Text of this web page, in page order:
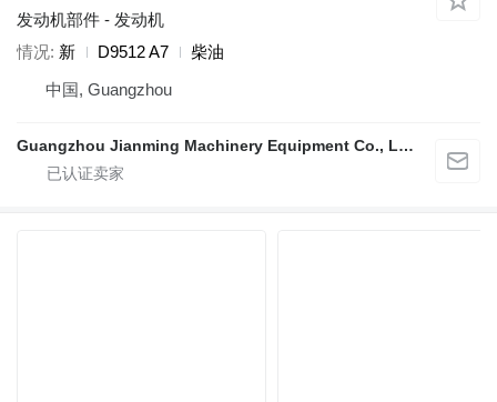
发动机部件 - 发动机
情况 新 D9512 A7
柴油
中国, Guangzhou
Guangzhou Jianming Machinery Equipment Co., Ltd.